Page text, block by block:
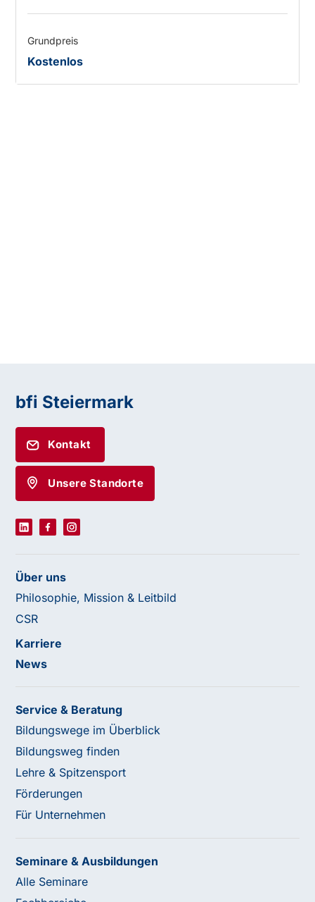
Grundpreis
Kostenlos
bfi Steiermark
Kontakt
Unsere Standorte
Über uns
Philosophie, Mission & Leitbild
CSR
Karriere
News
Service & Beratung
Bildungswege im Überblick
Bildungsweg finden
Lehre & Spitzensport
Förderungen
Für Unternehmen
Seminare & Ausbildungen
Alle Seminare